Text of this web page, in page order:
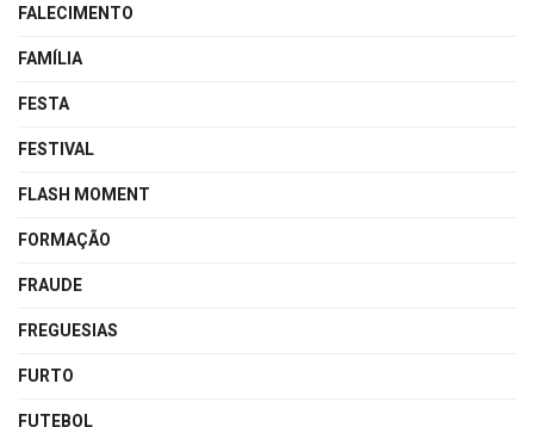
FALECIMENTO
FAMÍLIA
FESTA
FESTIVAL
FLASH MOMENT
FORMAÇÃO
FRAUDE
FREGUESIAS
FURTO
FUTEBOL